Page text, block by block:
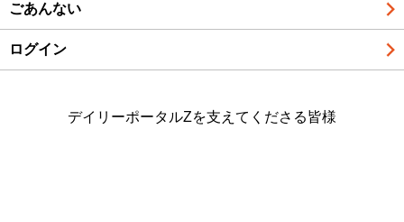
ごあんない
ログイン
デイリーポータルZを支えてくださる皆様